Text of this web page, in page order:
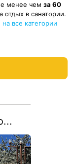
менее чем за 60
отдых в санатории.
все категории
отдых по